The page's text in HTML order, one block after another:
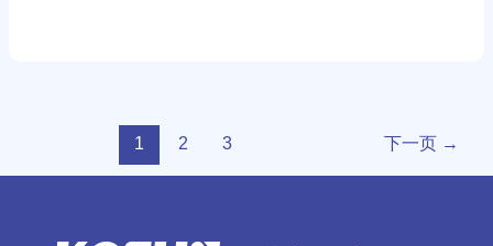
1 2 3 下一页 →